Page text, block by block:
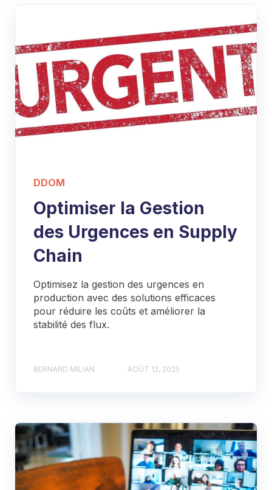
DDOM
Optimiser la Gestion
des Urgences en Supply
Chain
Optimisez la gestion des urgences en
production avec des solutions efficaces
pour réduire les coûts et améliorer la
stabilité des flux.
BERNARD MILIAN AOÛT 12, 2025